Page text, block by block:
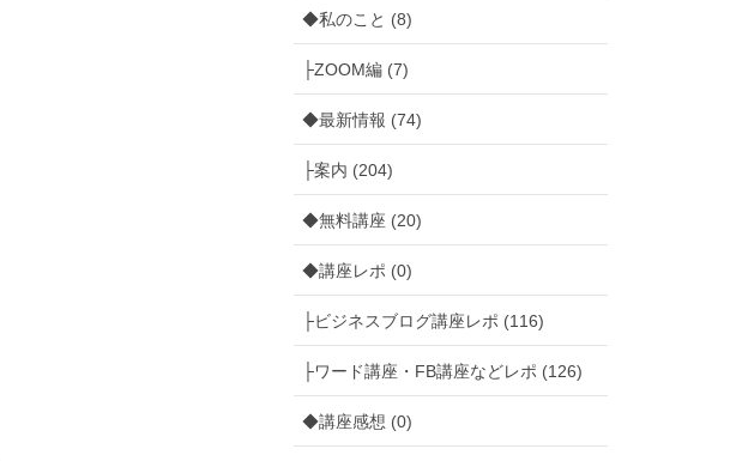
◆私のこと (8)
├ZOOM編 (7)
◆最新情報 (74)
├案内 (204)
◆無料講座 (20)
◆講座レポ (0)
├ビジネスブログ講座レポ (116)
├ワード講座・FB講座などレポ (126)
◆講座感想 (0)